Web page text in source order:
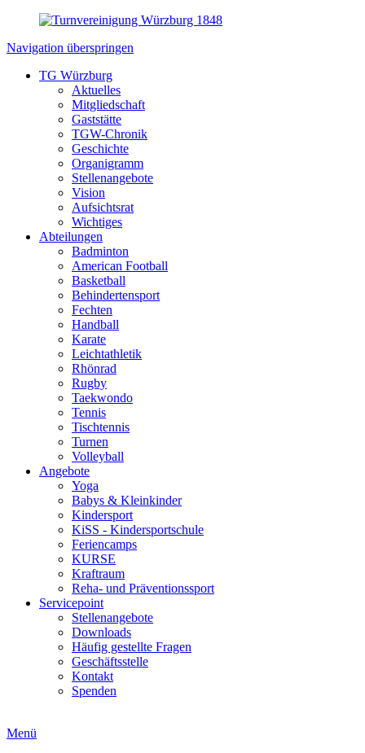
Navigation überspringen
TG Würzburg
Aktuelles
Mitgliedschaft
Gaststätte
TGW-Chronik
Geschichte
Organigramm
Stellenangebote
Vision
Aufsichtsrat
Wichtiges
Abteilungen
Badminton
American Football
Basketball
Behindertensport
Fechten
Handball
Karate
Leichtathletik
Rhönrad
Rugby
Taekwondo
Tennis
Tischtennis
Turnen
Volleyball
Angebote
Yoga
Babys & Kleinkinder
Kindersport
KiSS - Kindersportschule
Feriencamps
KURSE
Kraftraum
Reha- und Präventionssport
Servicepoint
Stellenangebote
Downloads
Häufig gestellte Fragen
Geschäftsstelle
Kontakt
Spenden
Menü